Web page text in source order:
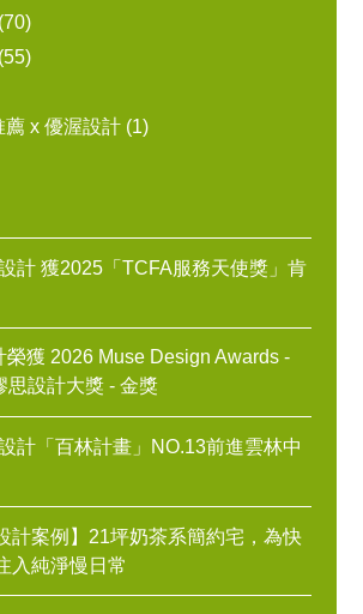
x 優渥設計 (1)
計 獲2025「TCFA服務天使獎」肯
榮獲 2026 Muse Design Awards -
思設計大獎 - 金獎
計「百林計畫」NO.13前進雲林中
計案例】21坪奶茶系簡約宅，為快
入純淨慢日常